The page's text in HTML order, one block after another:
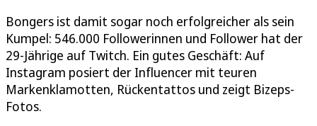
Bonger️s️️ ist damit sogar noch erfolgreicher als sein
Kumpel: 546.000 Followerinnen und Follower hat der
29-Jährige auf Twitch. Ein gutes Geschäft: Auf
Instagram posiert der Influencer mit teuren
Markenklamotten, Rückentattos und zeigt Bizeps-
Fotos.